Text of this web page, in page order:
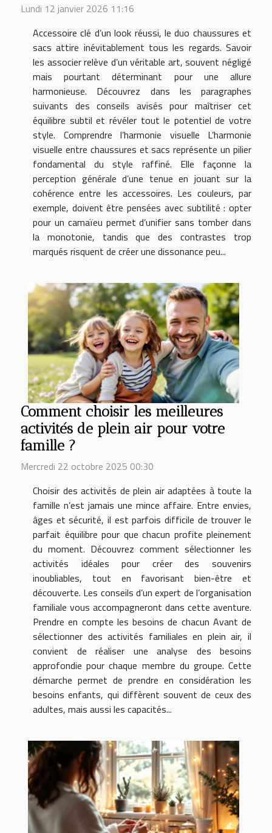
Lundi 12 janvier 2026 11:16
Accessoire clé d’un look réussi, le duo chaussures et
sacs attire inévitablement tous les regards. Savoir
les associer relève d’un véritable art, souvent négligé
mais pourtant déterminant pour une allure
harmonieuse. Découvrez dans les paragraphes
suivants des conseils avisés pour maîtriser cet
équilibre subtil et révéler tout le potentiel de votre
style. Comprendre l’harmonie visuelle L’harmonie
visuelle entre chaussures et sacs représente un pilier
fondamental du style raffiné. Elle façonne la
perception générale d’une tenue en jouant sur la
cohérence entre les accessoires. Les couleurs, par
exemple, doivent être pensées avec subtilité : opter
pour un camaïeu permet d’unifier sans tomber dans
la monotonie, tandis que des contrastes trop
marqués risquent de créer une dissonance peu...
Comment choisir les meilleures
activités de plein air pour votre
famille ?
Mercredi 22 octobre 2025 00:30
Choisir des activités de plein air adaptées à toute la
famille n’est jamais une mince affaire. Entre envies,
âges et sécurité, il est parfois difficile de trouver le
parfait équilibre pour que chacun profite pleinement
du moment. Découvrez comment sélectionner les
activités idéales pour créer des souvenirs
inoubliables, tout en favorisant bien-être et
découverte. Les conseils d’un expert de l’organisation
familiale vous accompagneront dans cette aventure.
Prendre en compte les besoins de chacun Avant de
sélectionner des activités familiales en plein air, il
convient de réaliser une analyse des besoins
approfondie pour chaque membre du groupe. Cette
démarche permet de prendre en considération les
besoins enfants, qui diffèrent souvent de ceux des
adultes, mais aussi les capacités...